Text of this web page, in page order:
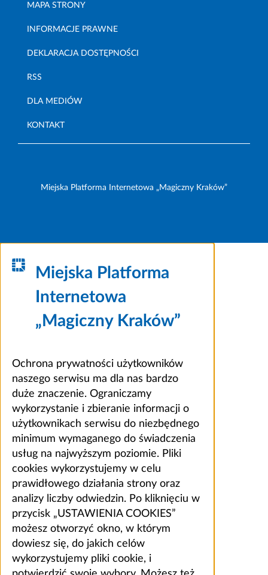
MAPA STRONY
INFORMACJE PRAWNE
DEKLARACJA DOSTĘPNOŚCI
RSS
DLA MEDIÓW
KONTAKT
Miejska Platforma Internetowa „Magiczny Kraków”
Miejska Platforma
Internetowa
„Magiczny Kraków”
Ochrona prywatności użytkowników
naszego serwisu ma dla nas bardzo
duże znaczenie. Ograniczamy
wykorzystanie i zbieranie informacji o
użytkownikach serwisu do niezbędnego
minimum wymaganego do świadczenia
usług na najwyższym poziomie. Pliki
cookies wykorzystujemy w celu
prawidłowego działania strony oraz
analizy liczby odwiedzin. Po kliknięciu w
przycisk „USTAWIENIA COOKIES”
możesz otworzyć okno, w którym
dowiesz się, do jakich celów
wykorzystujemy pliki cookie, i